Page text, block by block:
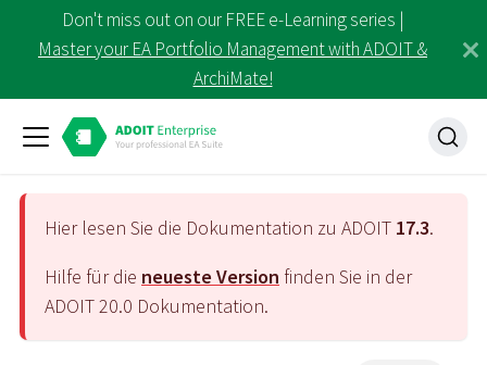
Don't miss out on our FREE e-Learning series |
Master your EA Portfolio Management with ADOIT &
ArchiMate!
Hier lesen Sie die Dokumentation zu ADOIT 17.3.
Hilfe für die neueste Version finden Sie in der
ADOIT20.0 Dokumentation.